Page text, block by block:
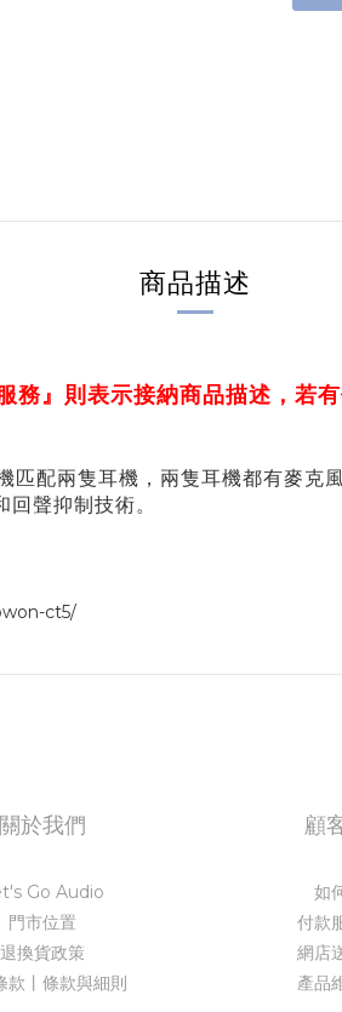
商品描述
』則表示接納商品描述，若
配兩隻耳機，兩隻耳機都有麥克
聲抑制技術。
ct5/
關於我們
Go Audio
門市位置
退換貨政策
款丨條款與細則
顧
如
付款
網店
產品